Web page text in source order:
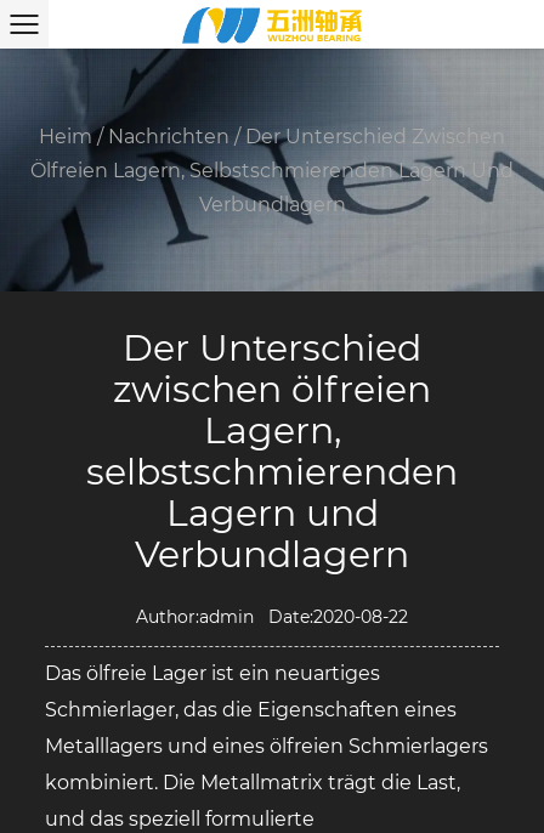
Heim/ Nachrichten / Der Unterschied Zwischen
Ölfreien Lagern, Selbstschmierenden Lagern Und
Verbundlagern
Der Unterschied
zwischen ölfreien
Lagern,
selbstschmierenden
Lagern und
Verbundlagern
Author:admin Date:2020-08-22
Das ölfreie Lager ist ein neuartiges
Schmierlager, das die Eigenschaften eines
Metalllagers und eines ölfreien Schmierlagers
kombiniert. Die Metallmatrix trägt die Last,
und das speziell formulierte